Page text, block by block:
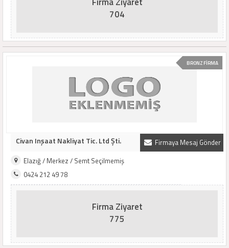
704
BRONZ FİRMA
Firmaya Mesaj Gönder
Civan Inşaat Nakliyat Tic. Ltd Şti.
Elazığ / Merkez / Semt Seçilmemiş
0424 212 49 78
Firma Ziyaret
775